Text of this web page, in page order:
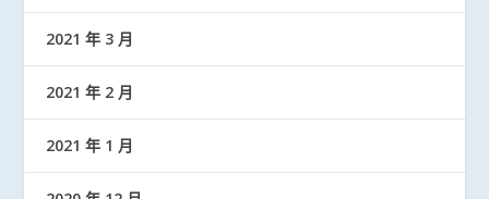
2021 年 3 月
2021 年 2 月
2021 年 1 月